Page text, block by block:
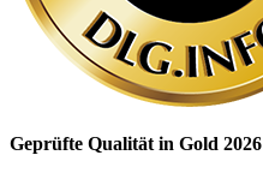
Geprüfte Qualität in Gold 2026